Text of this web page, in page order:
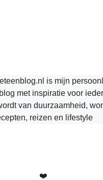
is mijn
met inspiratie voor
van duurzaamheid,
reizen en lifestyle
❤️